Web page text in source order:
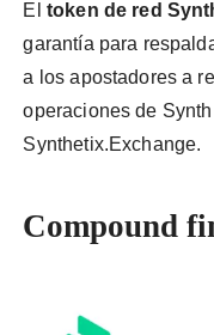
El token de red
garantía para
a los apostadores a
operaciones de
Synthetix.Exchange.
Compound